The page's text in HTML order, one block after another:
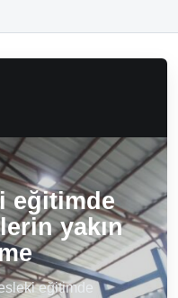
eğitimde
yakın
eğitimde